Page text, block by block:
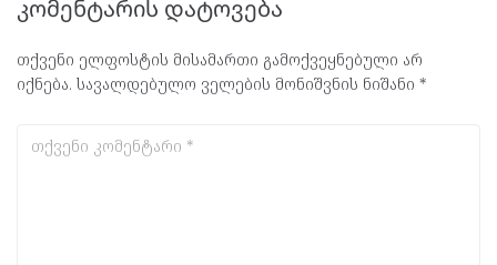
კომენტარის დატოვება
თქვენი ელფოსტის მისამართი გამოქვეყნებული არ
იქნება. სავალდებულო ველების მონიშვნის ნიშანი *